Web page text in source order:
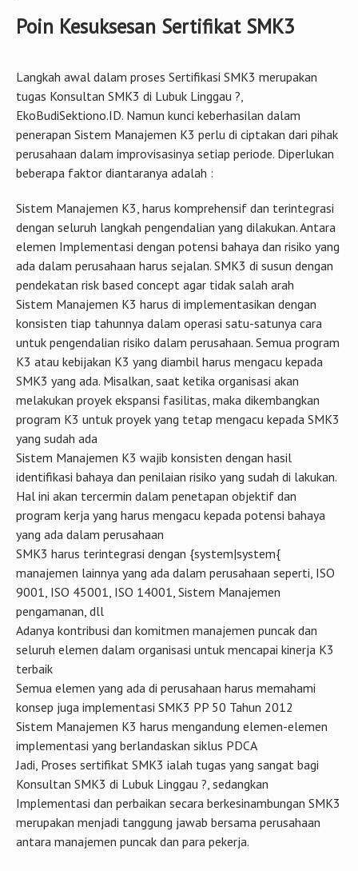
Poin Kesuksesan Sertifikat SMK3
Langkah awal dalam proses Sertifikasi SMK3 merupakan
tugas Konsultan SMK3 di Lubuk Linggau ?,
EkoBudiSektiono.ID. Namun kunci keberhasilan dalam
penerapan Sistem Manajemen K3 perlu di ciptakan dari pihak
perusahaan dalam improvisasinya setiap periode. Diperlukan
beberapa faktor diantaranya adalah :
Sistem Manajemen K3, harus komprehensif dan terintegrasi
dengan seluruh langkah pengendalian yang dilakukan. Antara
elemen Implementasi dengan potensi bahaya dan risiko yang
ada dalam perusahaan harus sejalan. SMK3 di susun dengan
pendekatan risk based concept agar tidak salah arah
Sistem Manajemen K3 harus di implementasikan dengan
konsisten tiap tahunnya dalam operasi satu-satunya cara
untuk pengendalian risiko dalam perusahaan. Semua program
K3 atau kebijakan K3 yang diambil harus mengacu kepada
SMK3 yang ada. Misalkan, saat ketika organisasi akan
melakukan proyek ekspansi fasilitas, maka dikembangkan
program K3 untuk proyek yang tetap mengacu kepada SMK3
yang sudah ada
Sistem Manajemen K3 wajib konsisten dengan hasil
identifikasi bahaya dan penilaian risiko yang sudah di lakukan.
Hal ini akan tercermin dalam penetapan objektif dan
program kerja yang harus mengacu kepada potensi bahaya
yang ada dalam perusahaan
SMK3 harus terintegrasi dengan {system|system{
manajemen lainnya yang ada dalam perusahaan seperti, ISO
9001, ISO 45001, ISO 14001, Sistem Manajemen
pengamanan, dll
Adanya kontribusi dan komitmen manajemen puncak dan
seluruh elemen dalam organisasi untuk mencapai kinerja K3
terbaik
Semua elemen yang ada di perusahaan harus memahami
konsep juga implementasi SMK3 PP 50 Tahun 2012
Sistem Manajemen K3 harus mengandung elemen-elemen
implementasi yang berlandaskan siklus PDCA
Jadi, Proses sertifikat SMK3 ialah tugas yang sangat bagi
Konsultan SMK3 di Lubuk Linggau ?, sedangkan
Implementasi dan perbaikan secara berkesinambungan SMK3
merupakan menjadi tanggung jawab bersama perusahaan
antara manajemen puncak dan para pekerja.